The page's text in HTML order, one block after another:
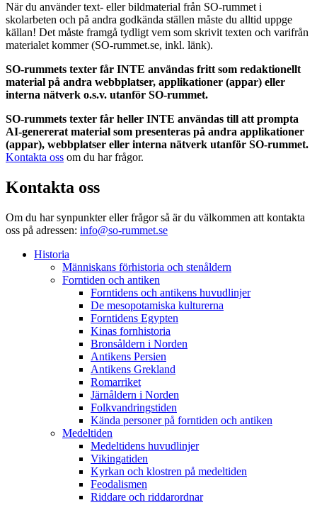
När du använder text- eller bildmaterial från SO-rummet i
skolarbeten och på andra godkända ställen måste du alltid uppge
källan! Det måste framgå tydligt vem som skrivit texten och varifrån
materialet kommer (SO-rummet.se, inkl. länk).
SO-rummets texter får INTE användas fritt som redaktionellt
material på andra webbplatser, applikationer (appar) eller
interna nätverk o.s.v. utanför SO-rummet.
SO-rummets texter får heller INTE användas till att prompta
AI-genererat material som presenteras på andra applikationer
(appar), webbplatser eller interna nätverk utanför SO-rummet.
Kontakta oss om du har frågor.
Kontakta oss
Om du har synpunkter eller frågor så är du välkommen att kontakta
oss på adressen: info@so-rummet.se
Historia
Människans förhistoria och stenåldern
Forntiden och antiken
Forntidens och antikens huvudlinjer
De mesopotamiska kulturerna
Forntidens Egypten
Kinas fornhistoria
Bronsåldern i Norden
Antikens Persien
Antikens Grekland
Romarriket
Järnåldern i Norden
Folkvandringstiden
Kända personer på forntiden och antiken
Medeltiden
Medeltidens huvudlinjer
Vikingatiden
Kyrkan och klostren på medeltiden
Feodalismen
Riddare och riddarordnar